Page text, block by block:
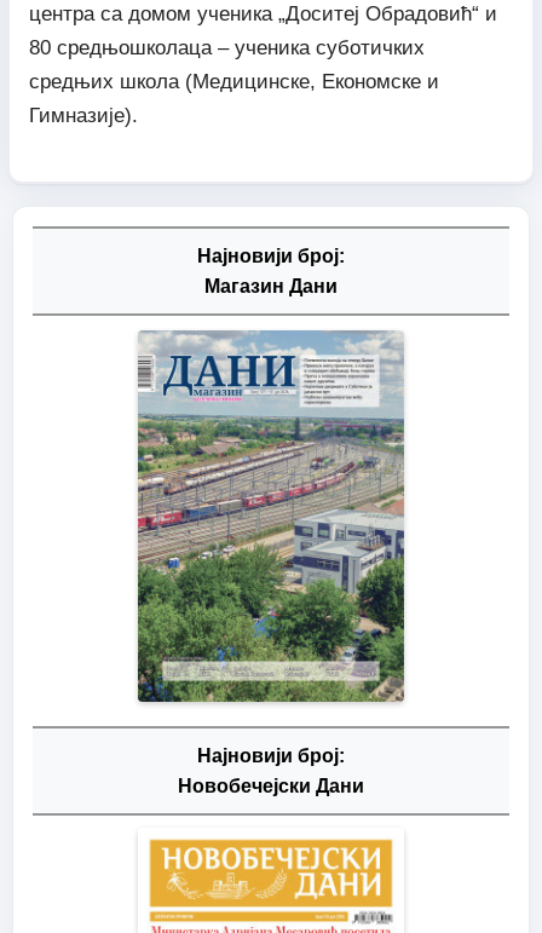
центра са домом ученика „Доситеј Обрадовић“ и
80 средњошколаца – ученика суботичких
средњих школа (Медицинске, Економске и
Гимназије).
Најновији број:
Магазин Дани
Најновији број:
Новобечејски Дани